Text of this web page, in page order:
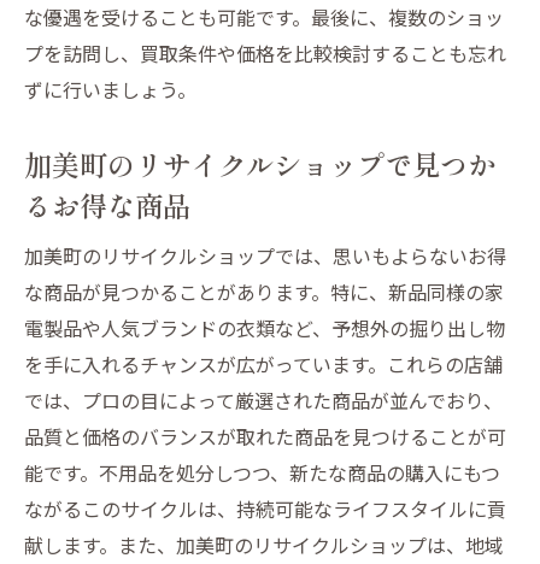
な優遇を受けることも可能です。最後に、複数のショッ
プを訪問し、買取条件や価格を比較検討することも忘れ
ずに行いましょう。
加美町のリサイクルショップで見つか
るお得な商品
加美町のリサイクルショップでは、思いもよらないお得
な商品が見つかることがあります。特に、新品同様の家
電製品や人気ブランドの衣類など、予想外の掘り出し物
を手に入れるチャンスが広がっています。これらの店舗
では、プロの目によって厳選された商品が並んでおり、
品質と価格のバランスが取れた商品を見つけることが可
能です。不用品を処分しつつ、新たな商品の購入にもつ
ながるこのサイクルは、持続可能なライフスタイルに貢
献します。また、加美町のリサイクルショップは、地域